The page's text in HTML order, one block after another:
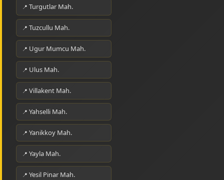
Turgutlar Mah.
Tuzcullu Mah.
Ugur Mumcu Mah.
Ulus Mah.
Villakent Mah.
Yahselli Mah.
Yanikkoy Mah.
Yayla Mah.
Yesil Pinar Mah.